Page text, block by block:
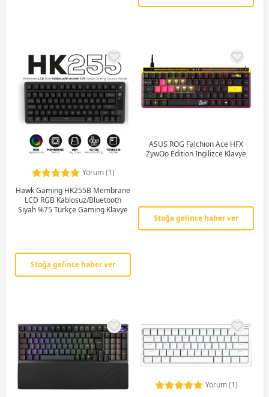
Yorum (1)
Hawk Gaming HK255B Membrane
LCD RGB Kablosuz/Bluetooth
Siyah %75 Türkçe Gaming Klavye
Stoğa gelince haber ver
ASUS ROG Falchion Ace HFX
ZywOo Edition İngilizce Klavye
Stoğa gelince haber ver
Yorum (1)